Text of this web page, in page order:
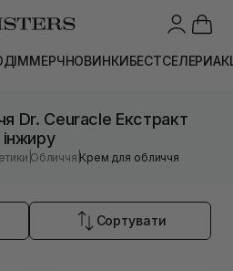
ДІММЕРЧНОВИНКИБЕСТСЕЛЕРИ
Dr. Ceuracle Екстракт
інжиру
|Обличчя |Крем для обличчя
Сортувати